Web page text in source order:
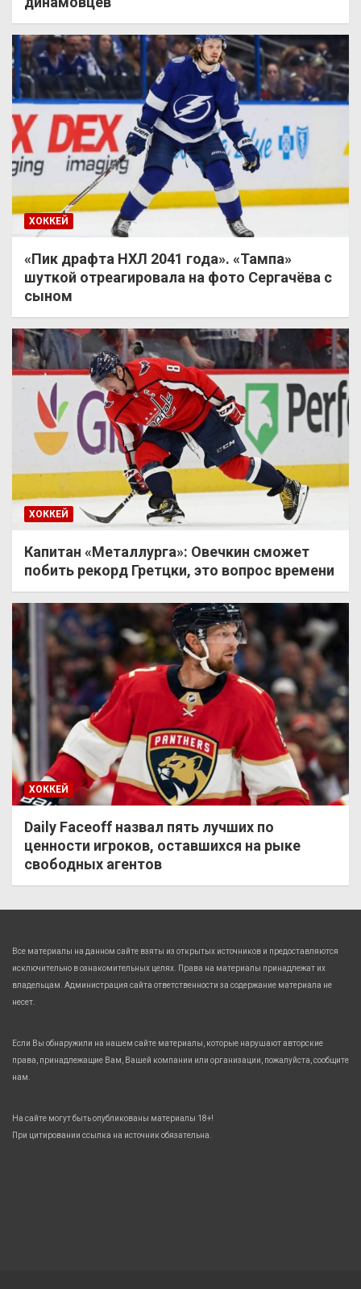
ХОККЕЙ
«Пик драфта НХЛ 2041 года». «Тампа»
шуткой отреагировала на фото Сергачёва с
сыном
ХОККЕЙ
Капитан «Металлурга»: Овечкин сможет
побить рекорд Гретцки, это вопрос времени
ХОККЕЙ
Daily Faceoff назвал пять лучших по
ценности игроков, оставшихся на рыке
свободных агентов
Все материалы на данном сайте взяты из открытых источников и предоставляются
исключительно в ознакомительных целях. Права на материалы принадлежат их
владельцам. Администрация сайта ответственности за содержание материала не
несет.
Если Вы обнаружили на нашем сайте материалы, которые нарушают авторские
права, принадлежащие Вам, Вашей компании или организации, пожалуйста, сообщите
нам.
На сайте могут быть опубликованы материалы 18+!
При цитировании ссылка на источник обязательна.